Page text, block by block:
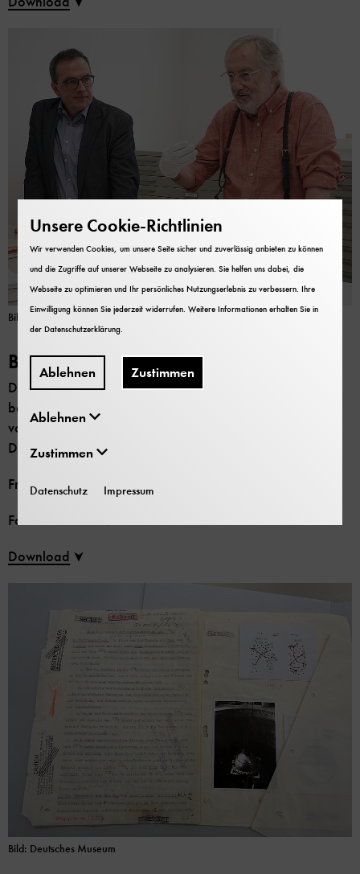
Bild: Deutsches Museum
Bild: Deutsches Museum
Bild 2/6
Die Dokumente im Archiv des Deutschen Museums
bekamen in der Nazizeit den Stempel „Geheim“, später
von US-Amerikanern die Stempel „Secret“, „Restricted
Data“ und „Caution“.
Frei zur Veröffentlichung nur mit dem Vermerk
Foto: Deutsches Museum
Download
Unsere Cookie-Richtlinien
Wir verwenden Cookies, um unsere Seite sicher und zuverlässig anbieten zu können
und die Zugriffe auf unserer Webseite zu analysieren. Sie helfen uns dabei, die
Webseite zu optimieren und Ihr persönliches Nutzungserlebnis zu verbessern. Ihre
Einwilligung können Sie jederzeit widerrufen. Weitere Informationen erhalten Sie in
derDatenschutzerklärung.
Ablehnen Zustimmen
Ablehnen
Zustimmen
Datenschutz Impressum